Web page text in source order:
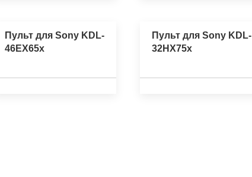
Пульт для Sony KDL-
46EX65x
Пульт для Sony KDL-
32HX75x